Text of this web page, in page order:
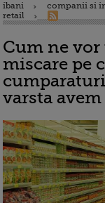
ibani
companii si
retail
Cum ne
miscare pe
varsta avem